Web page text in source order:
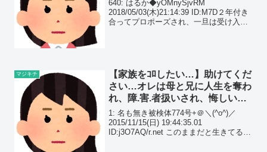
果・・・
640: はるか◆yOMnySjvRM
2018/05/03(木)21:14:39 ID:M7D２年付き
合ってプロポーズされ、一旦は受け入れ
マジキチ
【家族をｺﾛしたい…】助けてくだ
さい…オレは母と兄に人生を奪わ
れ、障.害.者扱いされ、悔しい！ｺ
ﾛしたい！！
1: 名も無き被検体774号+＠＼(^o^)／
2015/11/15(日) 19:44:35.01
ID:j3O7AQ/r.net このままだと生きてるの